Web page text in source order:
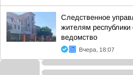
Следственное
жителям
ведомство
Вчера, 18:07